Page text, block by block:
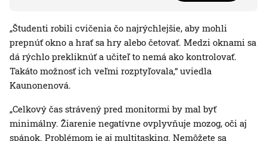
„Študenti robili cvičenia čo najrýchlejšie, aby mohli
prepnúť okno a hrať sa hry alebo četovať. Medzi oknami sa
dá rýchlo prekliknúť a učiteľ to nemá ako kontrolovať.
Takáto možnosť ich veľmi rozptyľovala,“ uviedla
Kaunonenová.
„Celkový čas strávený pred monitormi by mal byť
minimálny. Žiarenie negatívne ovplyvňuje mozog, oči aj
spánok. Problémom je aj multitasking. Nemôžete sa